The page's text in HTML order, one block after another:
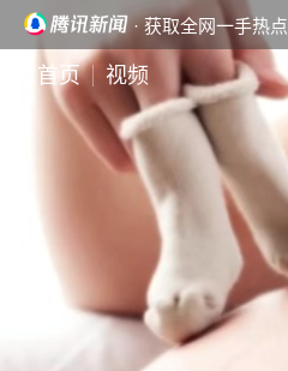
· 获取全网一手热点
首页 视频